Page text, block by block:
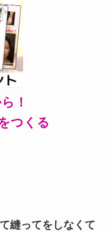
！
つくる
縫ってをしなくて